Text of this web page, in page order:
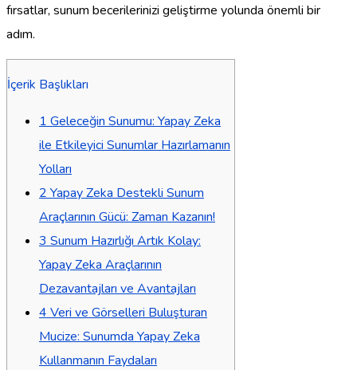
fırsatlar, sunum becerilerinizi geliştirme yolunda önemli bir
adım.
İçerik Başlıkları
1 Geleceğin Sunumu: Yapay Zeka
ile Etkileyici Sunumlar Hazırlamanın
Yolları
2 Yapay Zeka Destekli Sunum
Araçlarının Gücü: Zaman Kazanın!
3 Sunum Hazırlığı Artık Kolay:
Yapay Zeka Araçlarının
Dezavantajları ve Avantajları
4 Veri ve Görselleri Buluşturan
Mucize: Sunumda Yapay Zeka
Kullanmanın Faydaları